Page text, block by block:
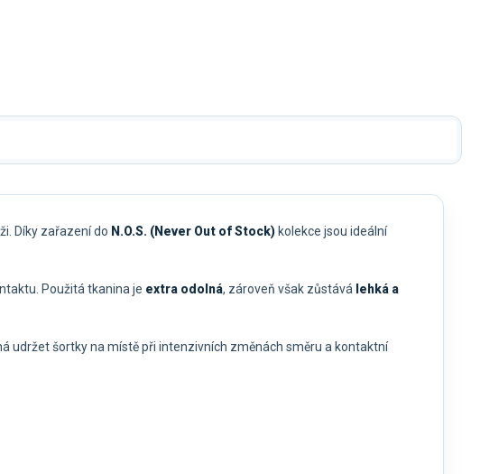
Díky zařazení do N.O.S. (Never Out of Stock) kolekce jsou ideální
Použitá tkanina je extra odolná, zároveň však zůstává lehká a
udržet šortky na místě při intenzivních změnách směru a kontaktní